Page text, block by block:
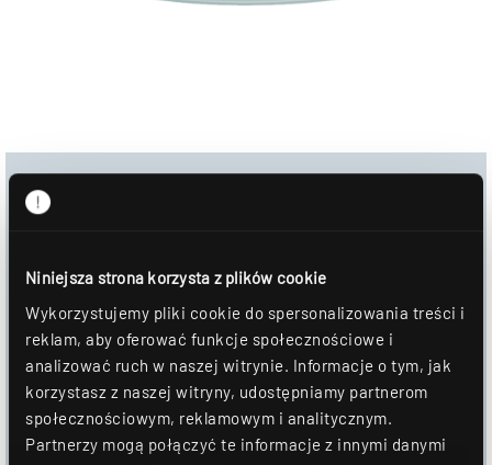
Niniejsza strona korzysta z plików cookie
Wykorzystujemy pliki cookie do spersonalizowania treści i
reklam, aby oferować funkcje społecznościowe i
analizować ruch w naszej witrynie. Informacje o tym, jak
korzystasz z naszej witryny, udostępniamy partnerom
społecznościowym, reklamowym i analitycznym.
Partnerzy mogą połączyć te informacje z innymi danymi
Download
Informacje montażowe
DOWNLOAD
DOŁĄCZYĆ DO NOTATNIKA